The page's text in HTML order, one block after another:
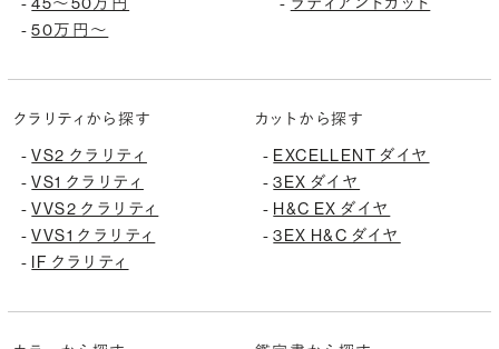
-50万円〜
クラリティから探す
-VS2 クラリティ
-VS1 クラリティ
-VVS2 クラリティ
-VVS1 クラリティ
- IF クラリティ
カットから探す
- EXCELLENT ダイヤ
-3EX ダイヤ
- H&C EX ダイヤ
-3EX H&C ダイヤ